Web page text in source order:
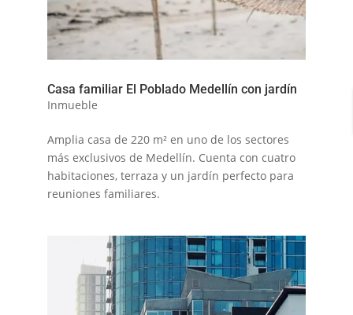
Casa familiar El Poblado Medellín con jardín
Inmueble
Amplia casa de 220 m² en uno de los sectores
más exclusivos de Medellín. Cuenta con cuatro
habitaciones, terraza y un jardín perfecto para
reuniones familiares.